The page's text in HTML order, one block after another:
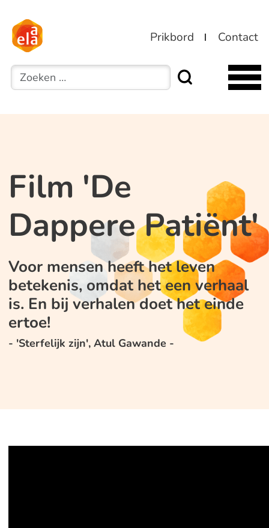
Prikbord Contact
Zoeken
Film 'De
Dappere Patiënt'
Voor mensen heeft het leven
betekenis, omdat het een verhaal
is. En bij verhalen doet het einde
ertoe!
- 'Sterfelijk zijn', Atul Gawande -